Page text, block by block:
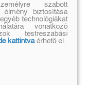
szabott
biztosítása
technológiákat
vonatkozó
testreszabási
kattintvaérhető el.